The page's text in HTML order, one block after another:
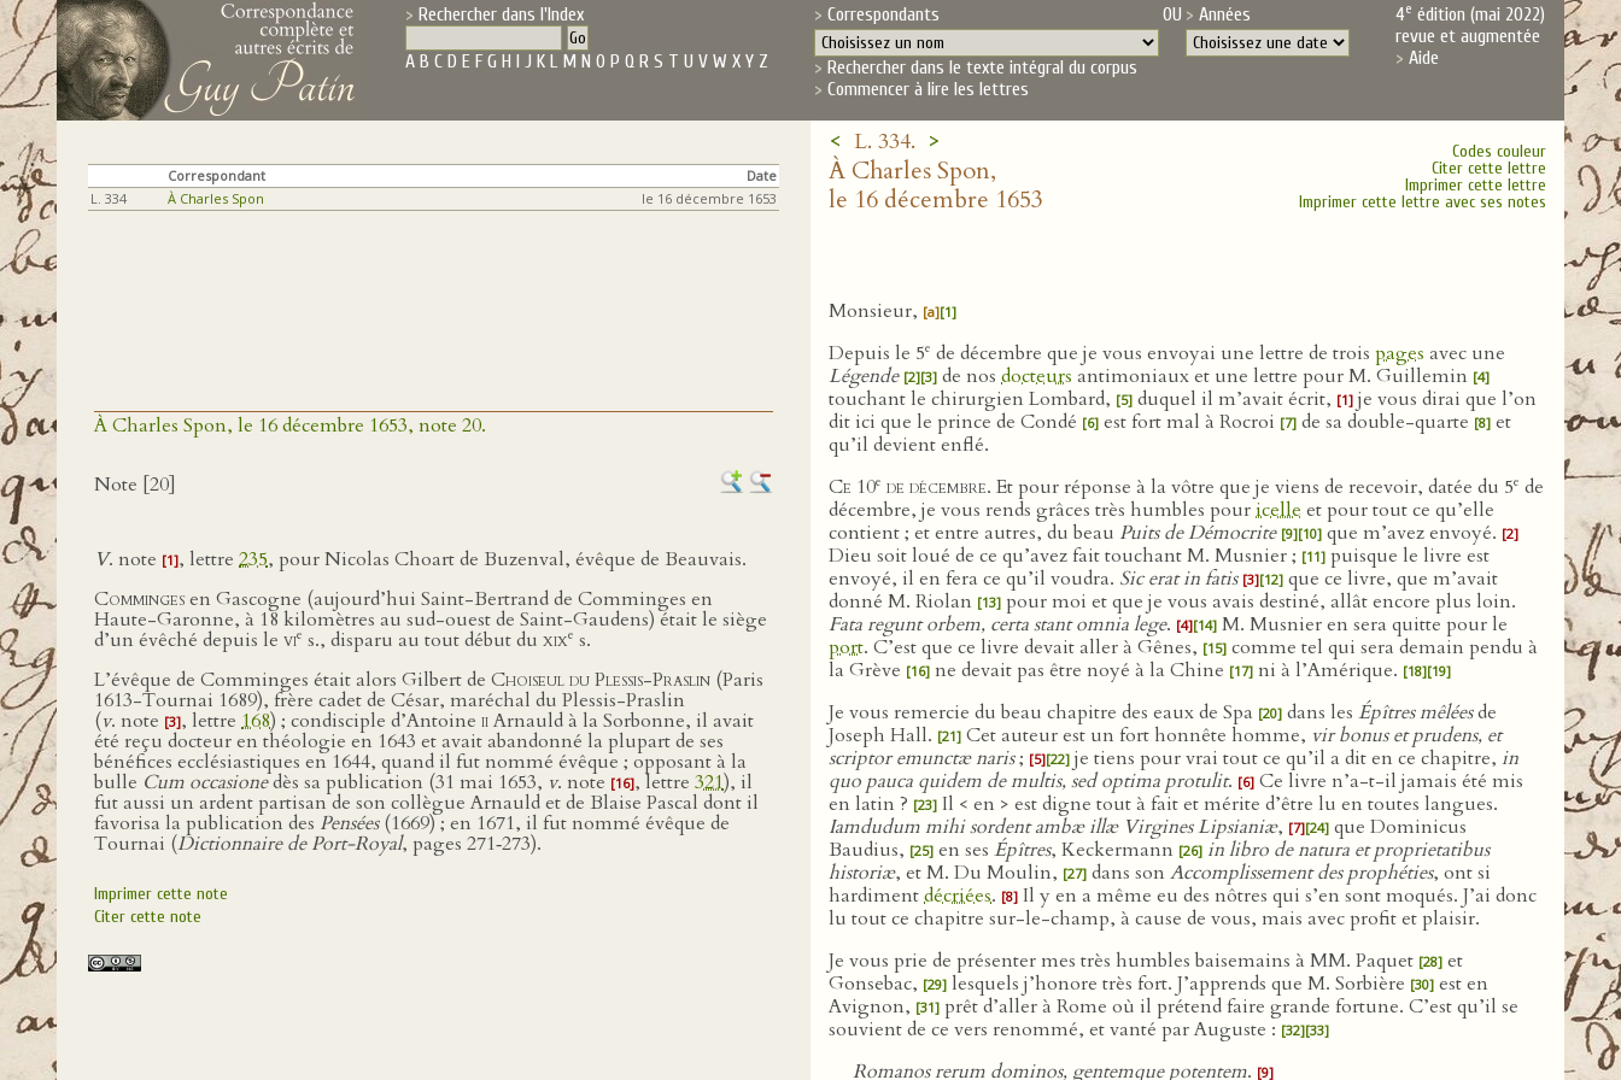
Rechercher dans l'Index
A B C D E F G H I J K L M N O P Q R S T U V W X Y Z
Correspondants OU Années
Rechercher dans le texte intégral du corpus
Commencer à lire les lettres
4e édition (mai 2022)
revue et augmentée
Aide